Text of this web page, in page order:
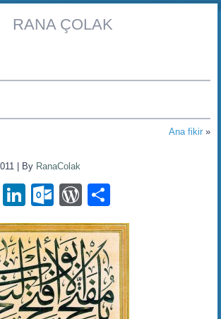
RANA ÇOLAK
Ana fikir»
By RanaColak
Pinterest
LinkedIn
Outlook.com
WordPress